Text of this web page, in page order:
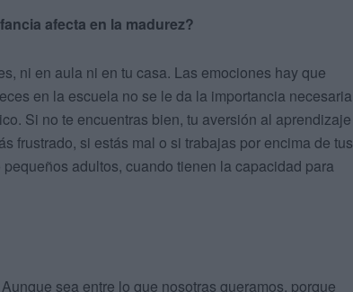
afecta en la madurez?
ni en aula ni en tu casa. Las emociones hay que
en la escuela no se le da la importancia necesaria
Si no te encuentras bien, tu aversión al aprendizaje
frustrado, si estás mal o si trabajas por encima de tus
adultos, cuando tienen la capacidad para
sea entre lo que nosotras queramos, porque